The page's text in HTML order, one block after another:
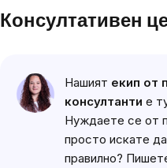
Консултативен
Нашият екип от
консултанти е
Нуждаете се от
просто искате
правилно?